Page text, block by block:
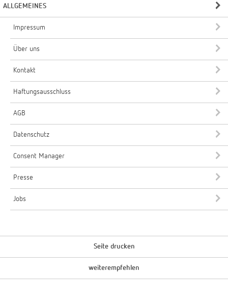
ALLGEMEINES
Impressum
Über uns
Kontakt
Haftungsausschluss
AGB
Datenschutz
Consent Manager
Presse
Jobs
Seite drucken
weiterempfehlen